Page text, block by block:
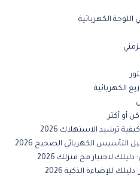
الكهربائية
الكهربائية
أو أكثر
ترشيد الاستهلاك 2026
التأسيس الكهربائي الصحيح 2026
لاختيار مخ منزلك 2026
للإضاءة الذكية 2026